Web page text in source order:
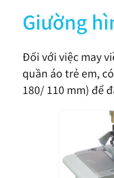
Giường
Đối với việc may
quần áo trẻ em,
180/ 110 mm) để